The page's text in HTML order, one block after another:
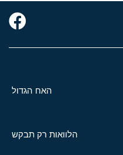
האח הגדול
הלוואות רק תבקש